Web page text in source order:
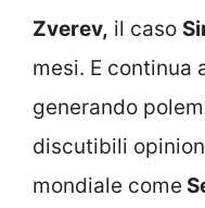
Zverev, il caso
mesi. E continua
generando
discutibili
mondiale come